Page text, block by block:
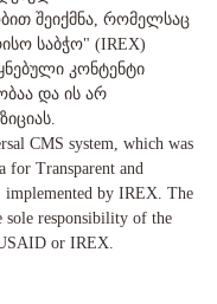
შეიქმნა, რომელსაც
საბჭო" (IREX)
კონტენტი
და ის არ
CMS system, which was
for Transparent and
implemented by IREX. The
sole responsibility of the
or IREX.